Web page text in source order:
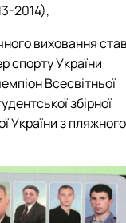
2014),
виховання
спорту України
Всесвітньої
збірної
України з пляжного